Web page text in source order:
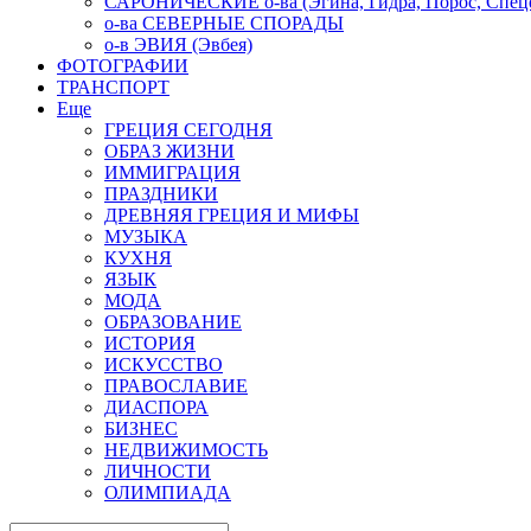
о-ва СЕВЕРНЫЕ СПОРАДЫ
о-в ЭВИЯ (Эвбея)
ФОТОГРАФИИ
ТРАНСПОРТ
Еще
ГРЕЦИЯ СЕГОДНЯ
ОБРАЗ ЖИЗНИ
ИММИГРАЦИЯ
ПРАЗДНИКИ
ДРЕВНЯЯ ГРЕЦИЯ И МИФЫ
МУЗЫКА
КУХНЯ
ЯЗЫК
МОДА
ОБРАЗОВАНИЕ
ИСТОРИЯ
ИСКУССТВО
ПРАВОСЛАВИЕ
ДИАСПОРА
БИЗНЕС
НЕДВИЖИМОСТЬ
ЛИЧНОСТИ
ОЛИМПИАДА